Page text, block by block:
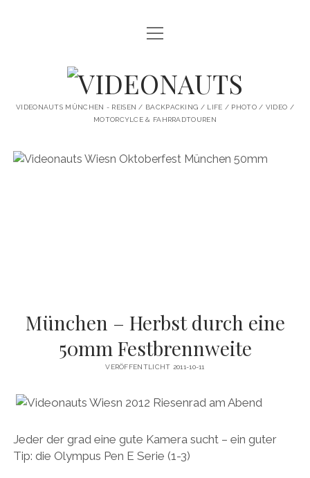
STARTSEITE
KI ARTWORK
BMW R80 SCRAMBLER UMBAU
Menü
öffnen
VIDEONAUTS
VIDEONAUTS MÜNCHEN - REISEN / BACKPACKING / LIFE / PHOTO / VIDEO /
MOTORCYLCE & FAHRRADTOUREN
München – Herbst durch eine
50mm Festbrennweite
VERÖFFENTLICHT 2011-10-11
Jeder der grad eine gute Kamera sucht – ein guter
Tip: die Olympus Pen E Serie (1-3)